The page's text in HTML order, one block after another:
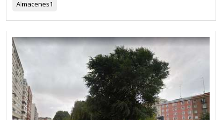
Almacenes1